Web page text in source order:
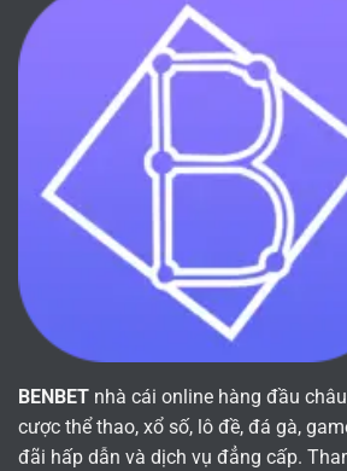
BENBET nhà cái online hàng đầu
cược thể thao, xổ số, lô đề, đá gà,
đãi hấp dẫn và dịch vụ đẳng cấp.